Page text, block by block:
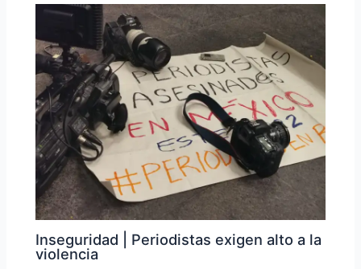
Inseguridad | Periodistas exigen alto a la
violencia